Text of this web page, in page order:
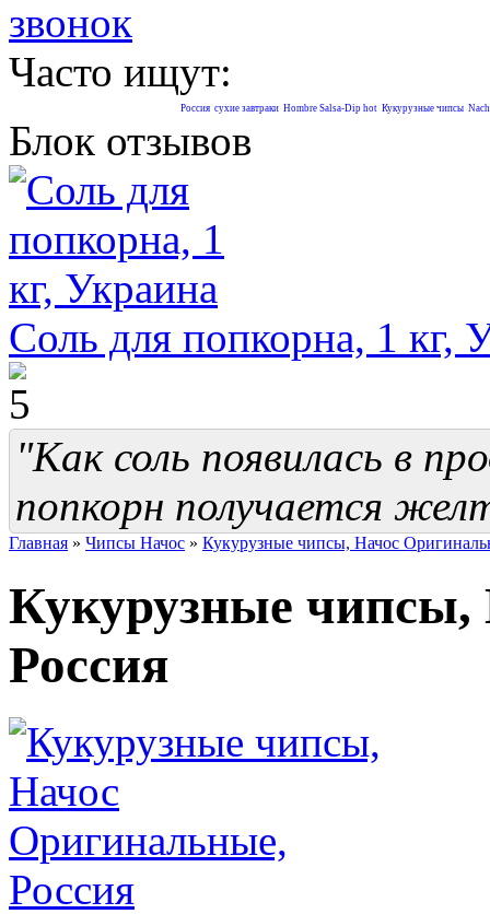
Часто ищут:
Россия сухие завтраки Hombre Salsa-Dip hot Кукурузные чипсы
Блок отзывов
Соль для попкорна, 1 кг,
"Как соль появилась в
попкорн получается
Главная » Чипсы Начос » Кукурузные чипсы, Начос
Кукурузные
Россия